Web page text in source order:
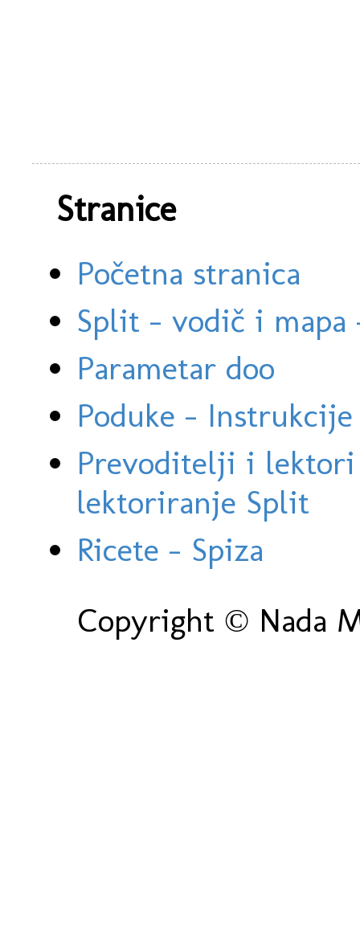
Stranice
Početna stranica
Split - vodič i
Parametar doo
Poduke -
Prevoditelji i
lektoriranje Split
Ricete - Spiza
Copyright © Nada